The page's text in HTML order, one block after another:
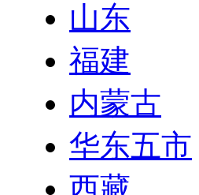
山东
福建
内蒙古
华东五市